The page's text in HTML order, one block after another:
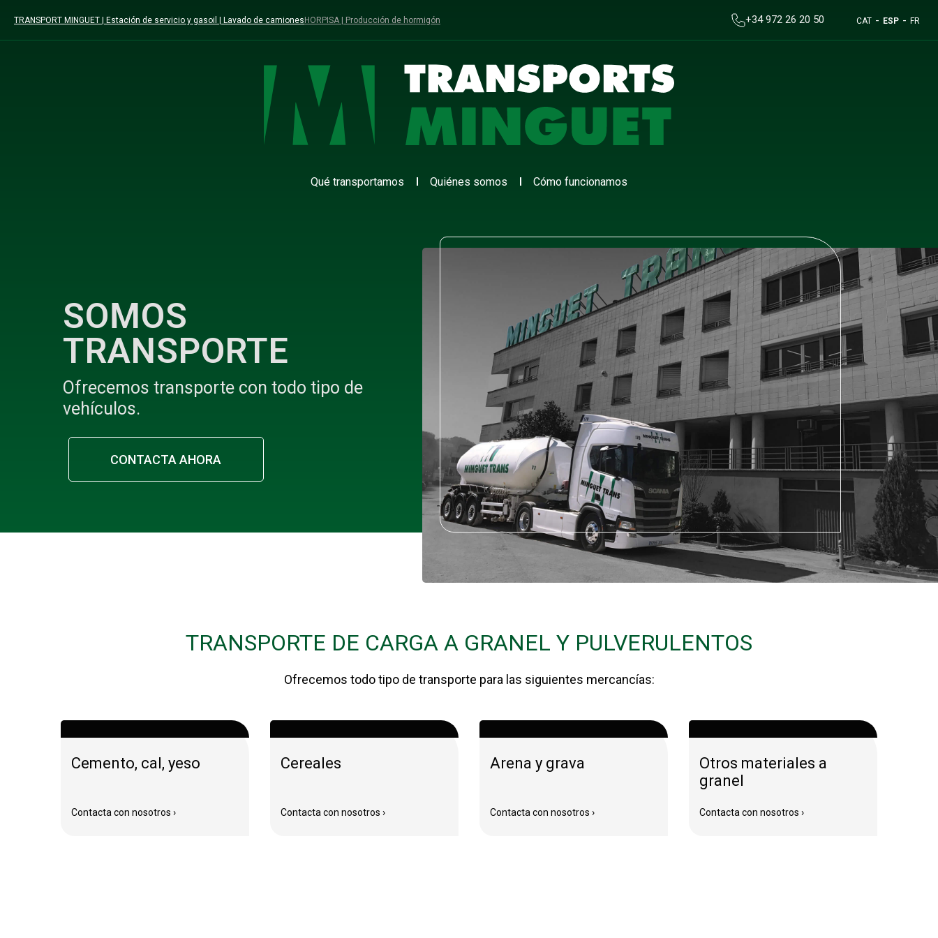
TRANSPORT MINGUET | Estación de servicio y gasoil | Lavado de camionesHORPISA | Producción de hormigón +34 972 26 20 50 CAT ESP FR
Qué transportamos Quiénes somos Cómo funcionamos
SOMOS
TRANSPORTE
Ofrecemos transporte con todo tipo de
vehículos.
CONTACTA AHORA
TRANSPORTE DE CARGA A GRANEL Y PULVERULENTOS
Ofrecemos todo tipo de transporte para las siguientes mercancías:
Cemento, cal, yeso
Contacta con nosotros ›
Cereales
Contacta con nosotros ›
Arena y grava
Contacta con nosotros ›
Otros materiales a
granel
Contacta con nosotros ›